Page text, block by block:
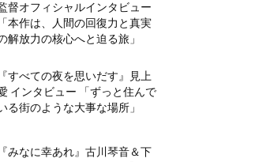
督オフィシャルインタビュー
「本作は、人間の回復力と真実
解放力の核心へと迫る旅」
『すべての夜を思いだす』見上
インタビュー 「ずっと住んで
る街のような大事な場所」
『みなに幸あれ』古川琴音＆下